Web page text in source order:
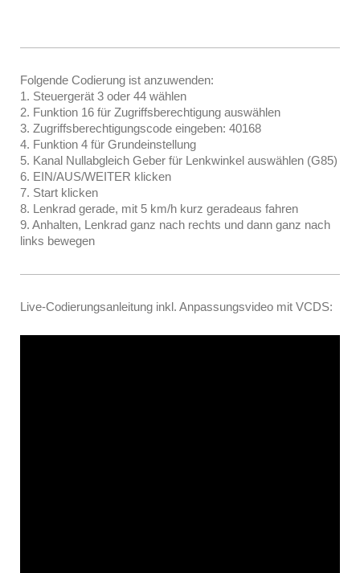
Folgende Codierung ist anzuwenden:
1. Steuergerät 3 oder 44 wählen
2. Funktion 16 für Zugriffsberechtigung auswählen
3. Zugriffsberechtigungscode eingeben: 40168
4. Funktion 4 für Grundeinstellung
5. Kanal Nullabgleich Geber für Lenkwinkel auswählen (G85)
6. EIN/AUS/WEITER klicken
7. Start klicken
8. Lenkrad gerade, mit 5 km/h kurz geradeaus fahren
9. Anhalten, Lenkrad ganz nach rechts und dann ganz nach
links bewegen
Live-Codierungsanleitung inkl. Anpassungsvideo mit VCDS: